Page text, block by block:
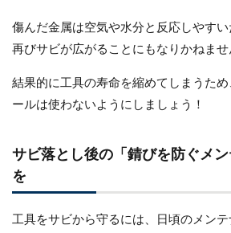
傷んだ金属は空気や水分と反応しやす
再びサビが広がることにもなりかねませ
結果的に工具の寿命を縮めてしまうた
ールは使わないようにしましょう！
サビ落とし後の「錆びを防ぐメ
を
工具をサビから守るには、日頃のメンテ